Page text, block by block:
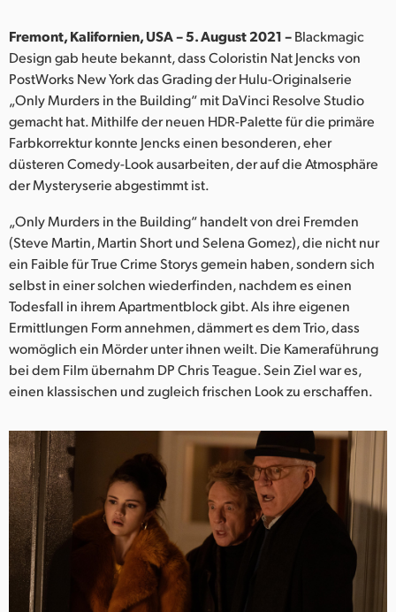
India
Italy
Japan
Korea
Mexico
Malaysia
Netherlands
New Zealand
Norway
Poland
Singapore
South Africa
Spain
Chinese Taipei
Fremont, Kalifornien, USA – 5. August 2021 –Blackmagic
Design gab heute bekannt, dass Coloristin Nat Jencks von
PostWorks New York das Grading der Hulu-Originalserie
„Only Murders in the Building“ mit DaVinci Resolve Studio
gemacht hat. Mithilfe der neuen HDR-Palette für die primäre
Farbkorrektur konnte Jencks einen besonderen, eher
düsteren Comedy-Look ausarbeiten, der auf die Atmosphäre
der Mysteryserie abgestimmt ist.
„Only Murders in the Building“ handelt von drei Fremden
(Steve Martin, Martin Short und Selena Gomez), die nicht nur
ein Faible für True Crime Storys gemein haben, sondern sich
selbst in einer solchen wiederfinden, nachdem es einen
Todesfall in ihrem Apartmentblock gibt. Als ihre eigenen
Ermittlungen Form annehmen, dämmert es dem Trio, dass
womöglich ein Mörder unter ihnen weilt. Die Kameraführung
bei dem Film übernahm DP Chris Teague. Sein Ziel war es,
einen klassischen und zugleich frischen Look zu erschaffen.